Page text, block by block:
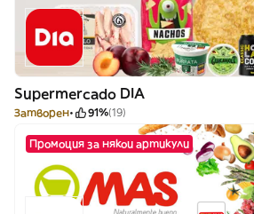
Supermercado DIA
Затворен 91%(19)
Промоция за някои артикули